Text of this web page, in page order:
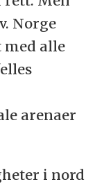
Norge
alle
arenaer
i nord